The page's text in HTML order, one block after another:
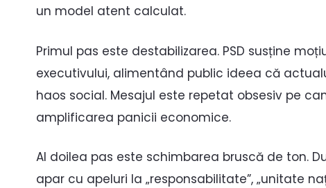
un model atent calculat.
Primul pas este destabilizarea. PSD susține
executivului, alimentând public ideea că
haos social. Mesajul este repetat obsesiv pe
amplificarea panicii economice.
Al doilea pas este schimbarea bruscă de ton.
apar cu apeluri la „responsabilitate”, „unitate